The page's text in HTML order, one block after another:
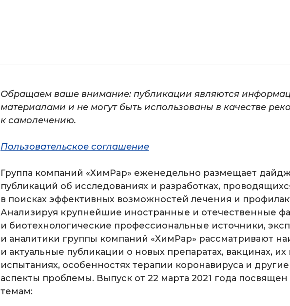
Обращаем ваше внимание: публикации являются
материалами и не могут быть использованы в качестве
к самолечению.
Пользовательское соглашение
Группа компаний «ХимРар» еженедельно размещает
публикаций об исследованиях и разработках,
в поисках эффективных возможностей лечения и
Анализируя крупнейшие иностранные и отечественные
и биотехнологические профессиональные источники,
и аналитики группы компаний «ХимРар» рассматривают
и актуальные публикации о новых препаратах, вакцинах,
испытаниях, особенностях терапии коронавируса и
аспекты проблемы. Выпуск от 22 марта 2021 года
темам: